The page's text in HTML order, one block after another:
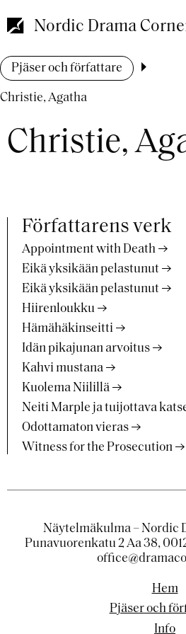
till
huvudinnehåll
Nordic Drama
Länkstig
Pjäser och författare
Christie, Agatha
Christie,
Författarens verk
Appointment with Death
Eikä yksikään pelastunut
Eikä yksikään pelastunut
Hiirenloukku
Hämähäkinseitti
Idän pikajunan arvoitus
Kahvi mustana
Kuolema Niilillä
Neiti Marple ja tuijottava
Odottamaton vieras
Witness for the Prosecution
Näytelmäkulma – Nordic
Punavuorenkatu 2 Aa 38,
Hem
Pjäser och
Info